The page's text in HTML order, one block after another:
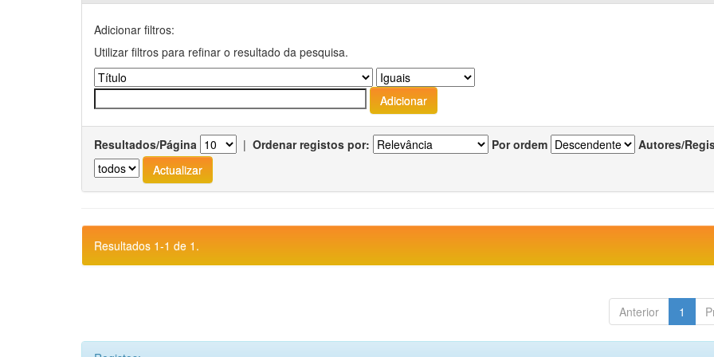
Adicionar filtros:
Utilizar filtros para refinar o resultado da pesquisa.
Resultados/Página | Ordenar registos por: Por ordem Autores/
Resultados 1-1 de 1.
Anterior 1